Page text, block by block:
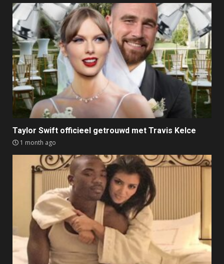
Taylor Swift officieel getrouwd met Travis Kelce
1 month ago